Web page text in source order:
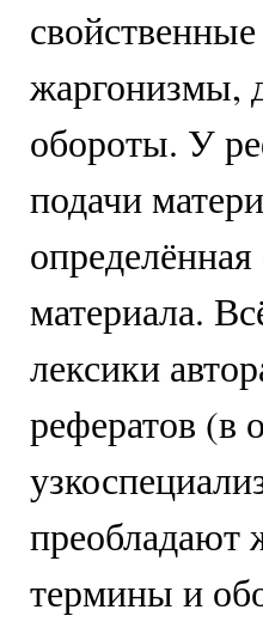
жаргонизмы,
обороты. У
подачи
материала.
лексики
рефератов (в
преобладают
термины и